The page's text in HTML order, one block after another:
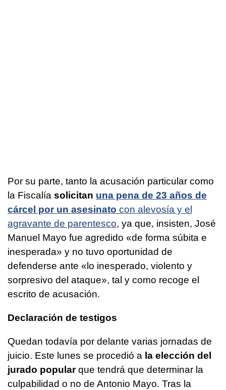
Por su parte, tanto la acusación particular como
la Fiscalía solicitan una pena de 23 años de
cárcel por un asesinato con alevosía y el
agravante de parentesco, ya que, insisten, José
Manuel Mayo fue agredido «de forma súbita e
inesperada» y no tuvo oportunidad de
defenderse ante «lo inesperado, violento y
sorpresivo del ataque», tal y como recoge el
escrito de acusación.
Declaración de testigos
Quedan todavía por delante varias jornadas de
juicio. Este lunes se procedió a la elección del
jurado popularque tendrá que determinar la
culpabilidad o no de Antonio Mayo. Tras la